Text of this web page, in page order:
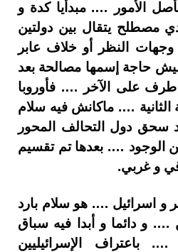
الأمور …. مبدأيا كدة و
مصطلح يتقال بين دولتين
النظر أو خلاف عابر
حاجة إسمها مصالحة بعد
طرف على الآخر …. فأوروبا
الثانية …. ماكانش فيه سلام
سحق دول التحالف المحور
من الوجود …. بعدها تم تقسيم
و غربي.
و اسرائيل …. هو سلام بارد
و دائما و أبدا فيه سباق
باعتراف الإسرائيليين